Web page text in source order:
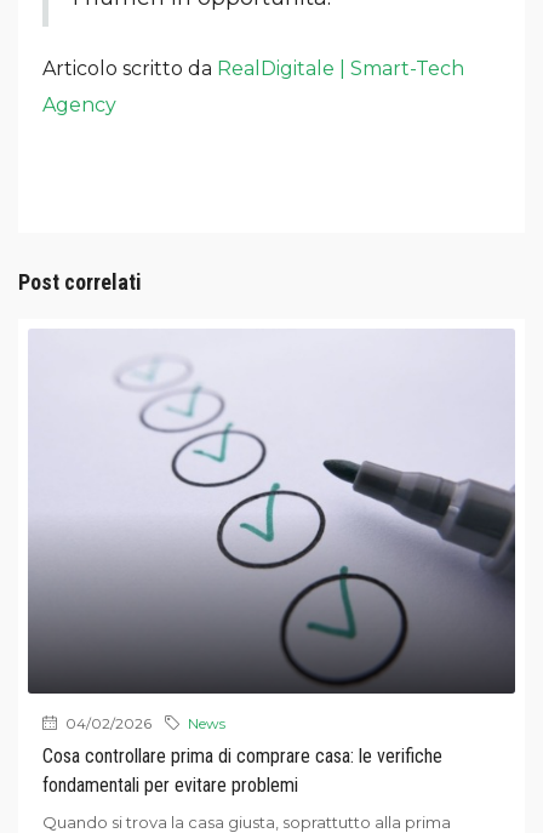
Articolo scritto da RealDigitale | Smart-Tech
Agency
Post correlati
04/02/2026 News
Cosa controllare prima di comprare casa: le verifiche
fondamentali per evitare problemi
Quando si trova la casa giusta, soprattutto alla prima